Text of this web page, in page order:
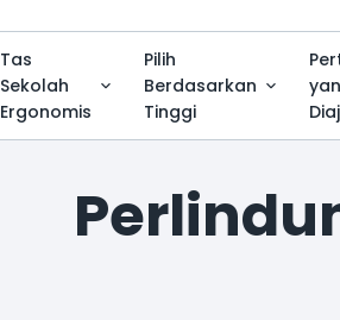
Tas
Sekolah
Ergonomis
Pilih
Berdasarkan
Tinggi